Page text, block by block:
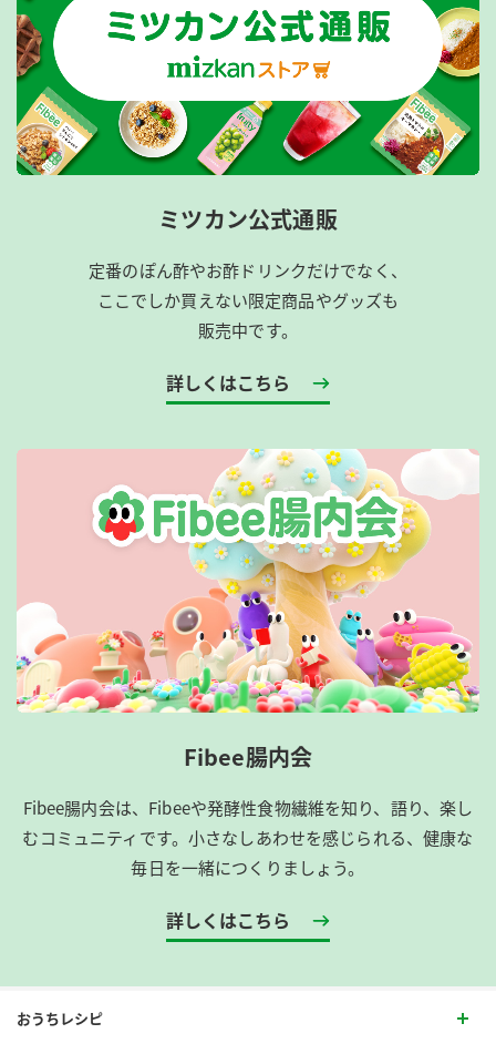
ミツカン公式通販
定番のぽん酢やお酢ドリンクだけでなく、
ここでしか買えない限定商品やグッズも
販売中です。
詳しくはこちら
Fibee腸内会
Fibee腸内会は、​Fibeeや発酵性食物繊維を知り、語り、楽し
むコミュニティです。​小さなしあわせを感じられる、健康な
毎日を一緒につくりましょう。
詳しくはこちら
おうちレシピ